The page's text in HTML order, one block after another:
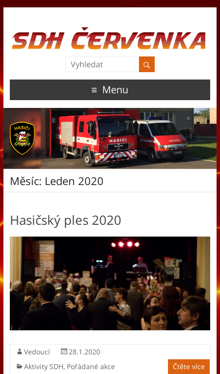
Menu
Měsíc: Leden 2020
Hasičský ples 2020
Vedoucí
28.1.2020
Aktivity SDH, Pořádané akce Čtěte více